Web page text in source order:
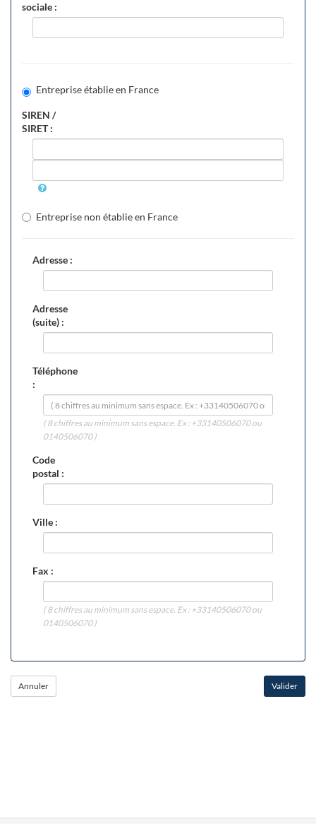
sociale :
Entreprise établie en France
SIREN /
SIRET :
Entreprise non établie en France
Adresse :
Adresse
(suite) :
Téléphone
:
( 8 chiffres au minimum sans espace. Ex : +33140506070 ou
0140506070 )
Code
postal :
Ville :
Fax :
( 8 chiffres au minimum sans espace. Ex : +33140506070 ou
0140506070 )